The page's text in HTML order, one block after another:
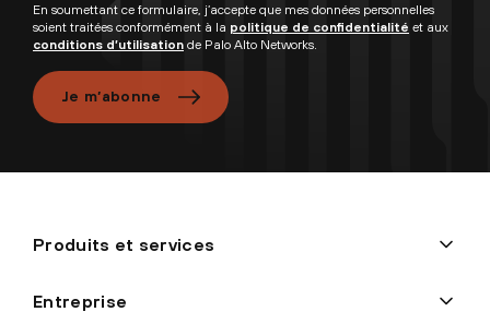
En soumettant ce formulaire, j’accepte que mes données personnelles
soient traitées conformément à la politique de confidentialité et aux
conditions d’utilisation de Palo Alto Networks.
Je m’abonne
Produits et services
Entreprise